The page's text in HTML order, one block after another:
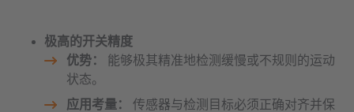
极高的开关精度
优势：
能够极其精准地检测缓慢或不规则的运动
状态。
应用考量：
传感器与检测目标必须正确对齐并保